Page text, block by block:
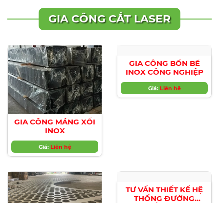
GIA CÔNG CẮT LASER
GIA CÔNG MÁNG XỐI
INOX
Giá: Liên hệ
GIA CÔNG BỒN BỂ
INOX CÔNG NGHIỆP
Giá: Liên hệ